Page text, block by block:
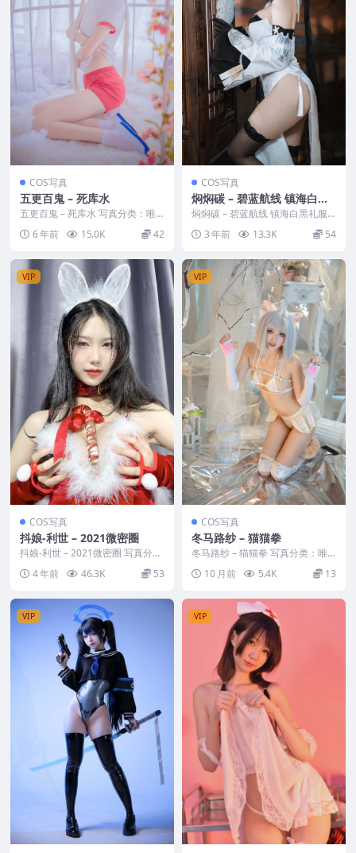
COS写真
五更百鬼 – 死库水
五更百鬼 – 死库水 写真分类：唯
美，参与模特：五更百鬼 [套图大
小]：[11P...
6 年前 15.0K 42
COS写真
焖焖碳 – 碧蓝航线 镇海白黑
礼服
焖焖碳 – 碧蓝航线 镇海白黑礼服
写真分类：唯美，参与模特：焖焖
碳 [套图大小...
3 年前 13.3K 54
VIP
COS写真
抖娘-利世 – 2021微密圈
抖娘-利世 – 2021微密圈 写真分
类：唯美，参与模特：抖娘-利世
[套图大小...
4 年前 46.3K 53
VIP
COS写真
冬马路纱 – 猫猫拳
冬马路纱 – 猫猫拳 写真分类：唯
美，参与模特：冬马路纱 [资源大
小]：[40P...
10 月前 5.4K 13
VIP VIP